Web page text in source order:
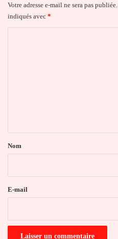
Votre adresse e-mail ne sera pas publiée.
indiqués avec *
a
e
Nom
E-mail